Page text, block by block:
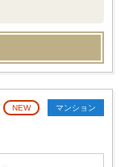
NEW マンション